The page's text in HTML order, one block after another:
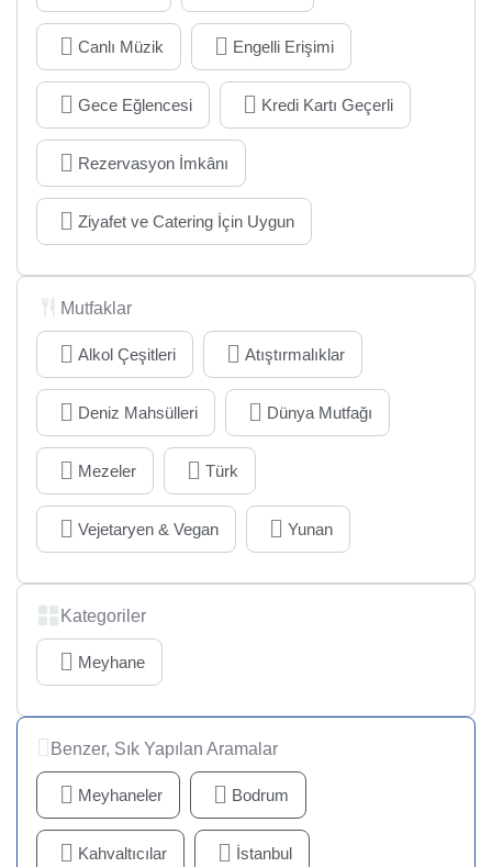
Canlı Müzik Engelli Erişimi
Gece Eğlencesi Kredi Kartı Geçerli
Rezervasyon İmkânı
Ziyafet ve Catering İçin Uygun
Mutfaklar
Alkol Çeşitleri Atıştırmalıklar
Deniz Mahsülleri Dünya Mutfağı
Mezeler Türk
Vejetaryen & Vegan Yunan
Kategoriler
Meyhane
Benzer, Sık Yapılan Aramalar
Meyhaneler Bodrum
Kahvaltıcılar İstanbul